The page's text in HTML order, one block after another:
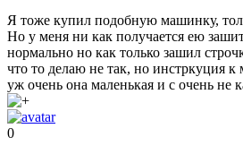
Я тоже купил подобную машинку,
Но у меня ни как получается ею
нормально но как только зашил
что то делаю не так, но инстркуция к
уж очень она маленькая и с очень не
0